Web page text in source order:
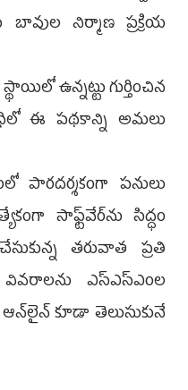
నిర్మాణ ప్రక్రియ
ఉన్నట్టు గుర్తించిన
ఈ పథకాన్ని అమలు
పారదర్శకంగా పనులు
సాఫ్ట్‌వేర్‌ను సిద్ధం
తరువాత ప్రతి
ఎస్‌ఎస్‌ఎంల
కూడా తెలుసుకునే